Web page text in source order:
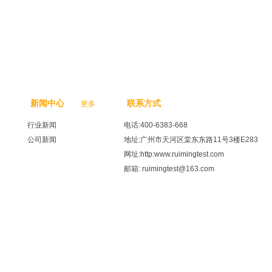
新闻中心 更多
行业新闻
公司新闻
联系方式
电话:400-6383-668
地址:广州市天河区棠东东路11号3楼E283
网址:http:www.ruimingtest.com
邮箱: ruimingtest@163.com